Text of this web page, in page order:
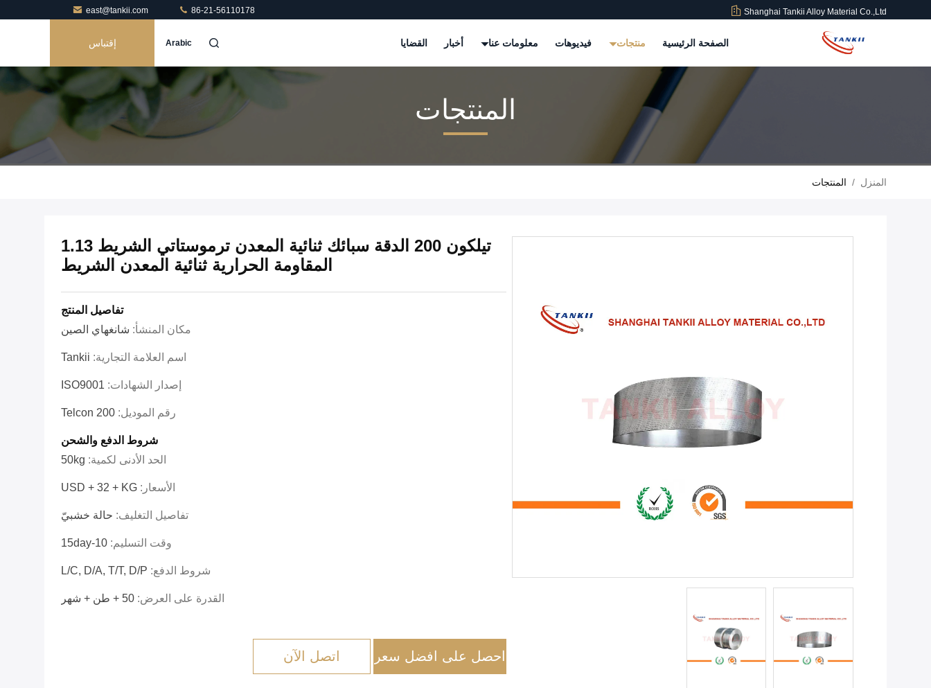
Shanghai Tankii Alloy Material Co.,Ltd
east@tankii.com 86-21-56110178
الصفحة الرئيسية منتجات فيديوهات معلومات عنا أخبار القضايا Arabic إقتباس
المنتجات
المنزل / المنتجات
تيلكون 200 الدقة سبائك ثنائية المعدن ترموستاتي الشريط 1.13
المقاومة الحرارية ثنائية المعدن الشريط
تفاصيل المنتج
مكان المنشأ: شانغهاي الصين
اسم العلامة التجارية: Tankii
إصدار الشهادات: ISO9001
رقم الموديل: Telcon 200
شروط الدفع والشحن
الحد الأدنى لكمية: 50kg
الأسعار: USD + 32 + KG
تفاصيل التغليف: حالة خشبيّ
وقت التسليم: 10-15day
شروط الدفع: L/C, D/A, T/T, D/P
القدرة على العرض: 50 + طن + شهر
احصل على افضل سعر اتصل الآن